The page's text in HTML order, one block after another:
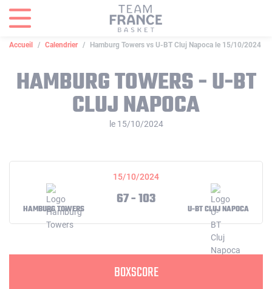
Accueil Calendrier Hamburg Towers vs U-BT Cluj Napoca le 15/10/2024
HAMBURG TOWERS - U-BT
CLUJ NAPOCA
le 15/10/2024
15/10/2024
HAMBURG TOWERS
67 - 103
U-BT CLUJ NAPOCA
BOXSCORE
Panneau de gestion des cookies